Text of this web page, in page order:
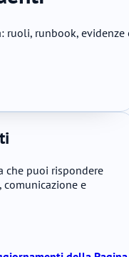
ruoli, runbook, evidenze
che puoi rispondere
e